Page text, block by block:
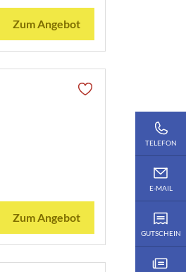
Zum Angebot
Zum Angebot
TELEFON
E-MAIL
GUTSCHEIN